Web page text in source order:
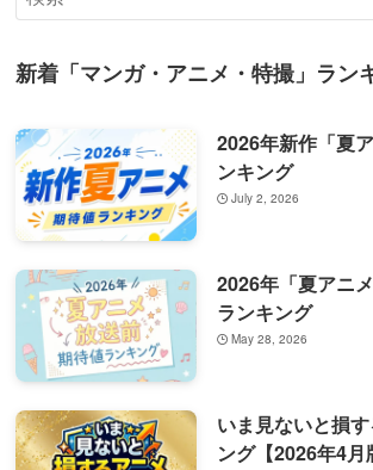
新着「マンガ・アニメ・特撮」ラン
2026年新作「夏
ンキング
July 2, 2026
2026年「夏アニ
ランキング
May 28, 2026
いま見ないと損
ング【2026年4月